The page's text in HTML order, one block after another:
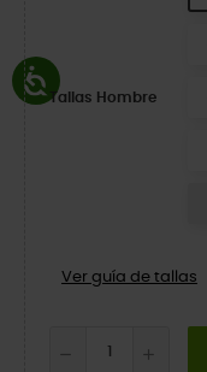
Tallas Hombre
Ver guía de tallas